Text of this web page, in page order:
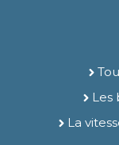
Les
La